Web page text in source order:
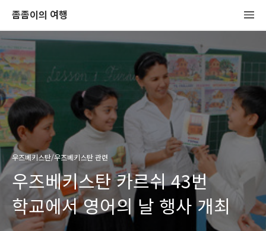
좀좀이의 여행
우즈베키스탄/우즈베키스탄 관련
우즈베키스탄 카르쉬 43번
학교에서 영어의 날 행사 개최